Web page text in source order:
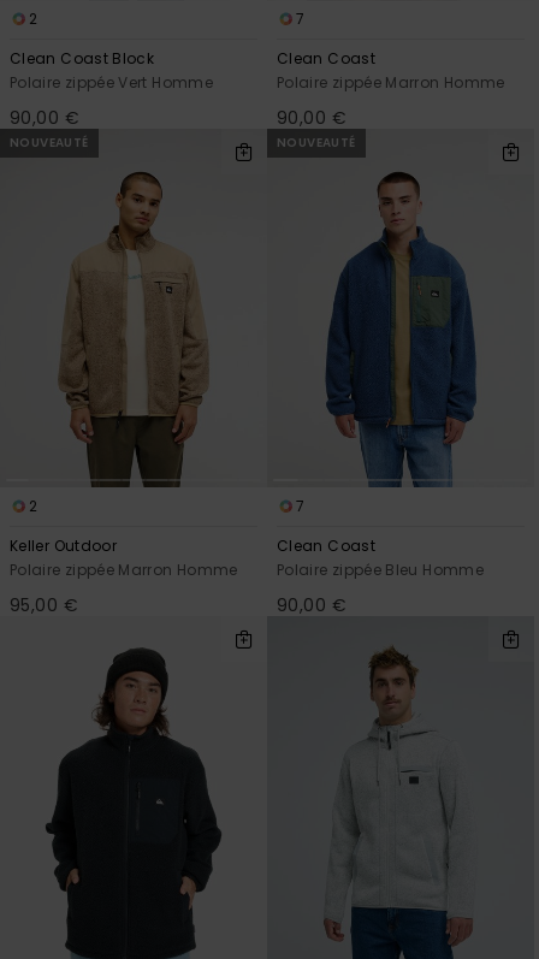
formulaire
Consulter
2
Clean Coast Block
Polaire zippée Vert Homme
90,00 €
7
Clean Coast
Polaire zippée Marron Homme
90,00 €
NOUVEAUTÉ
2
Keller Outdoor
Polaire zippée Marron Homme
95,00 €
NOUVEAUTÉ
7
Clean Coast
Polaire zippée Bleu Homme
90,00 €